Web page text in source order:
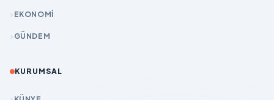
EKONOMİ
GÜNDEM
KURUMSAL